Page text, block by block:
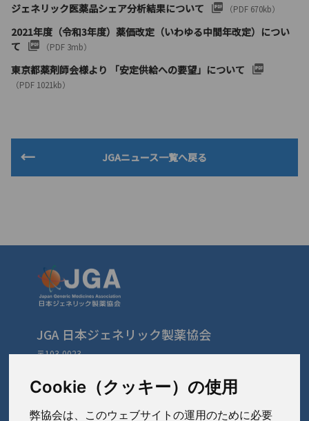
Cookie（クッキー）の使用
弊協会は、このウェブサイトの運用のために必要
ジェネリック医薬品シェア分析結果について （PDF 670kb）
2021年度（令和3年度）薬価改定（いわゆる中間年改定）につい
て
（PDF 3mb）
東京都薬剤師会様より 「安定供給への要望」について
（PDF 1021kb）
JGAニュース一覧へ戻る
JGA 日本ジェネリック製薬協会
〒103-0023
TEL: 03-3279-1890 / FAX: 03-3241-2978